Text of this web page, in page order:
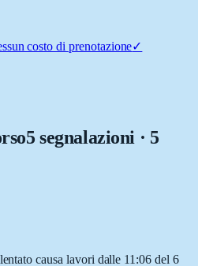
costo di prenotazione✓
5 segnalazioni · 5
causa lavori dalle 11:06 del 6